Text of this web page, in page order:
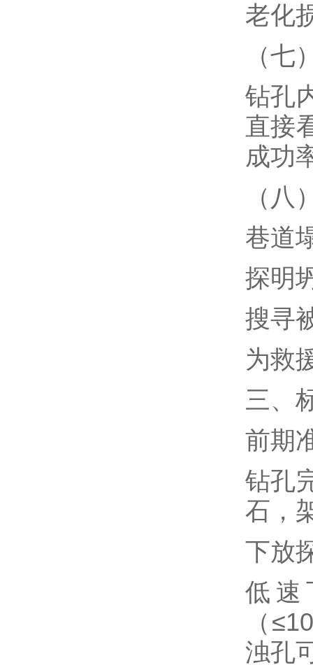
老化
（
钻孔
直接
成功
（
巷道
探明
搜寻
为救
三、
前期
钻孔
石，
下放
低速
（
浊孔